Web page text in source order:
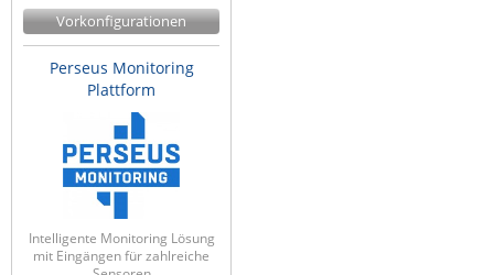
Vorkonfigurationen
Perseus Monitoring
Plattform
Intelligente Monitoring Lösung
mit Eingängen für zahlreiche